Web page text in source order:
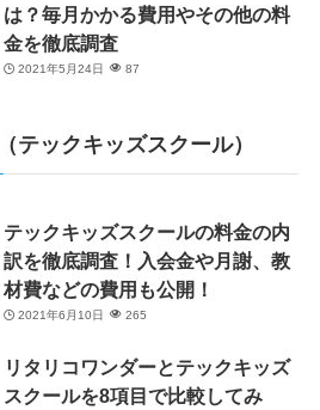
は？毎月かかる費用やその他の料
金を徹底調査
2021年5月24日 87
ックキッズスクール）
テックキッズスクールの料金の内
訳を徹底調査！入会金や月謝、教
材費などの費用も公開！
2021年6月10日 265
リタリコワンダーとテックキッズ
スクールを8項目で比較してみ